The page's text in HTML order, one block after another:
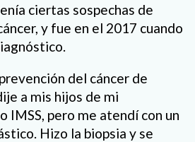
ciertas sospechas de
y fue en el 2017 cuando
del cáncer de
a mis hijos de mi
IMSS, pero me atendí con un
Hizo la biopsia y se